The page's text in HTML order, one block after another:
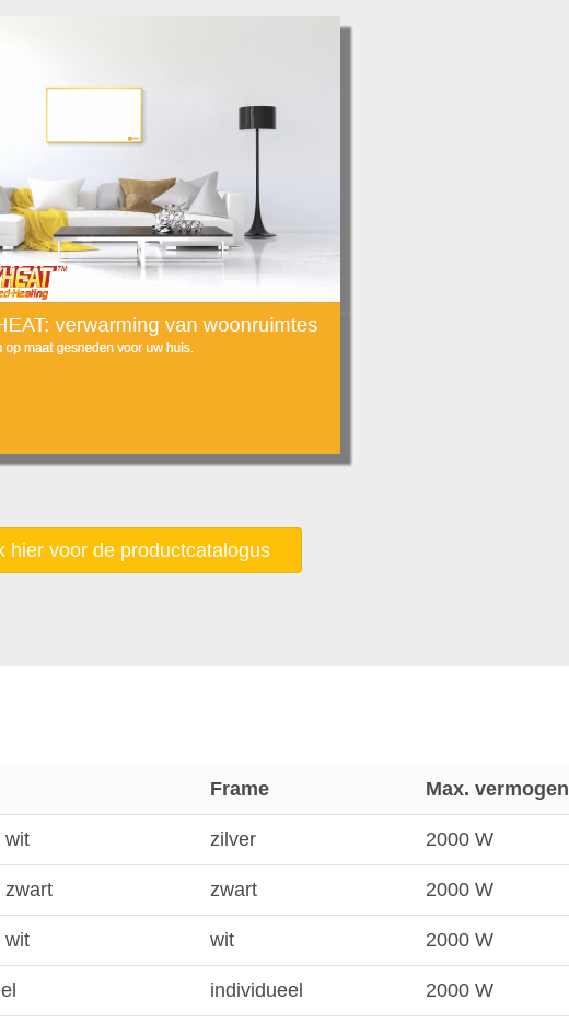
hier voor de productcatalogus
Frame Max. vermogen
wit zilver 2000 W
zwart zwart 2000 W
wit wit 2000 W
individueel 2000 W